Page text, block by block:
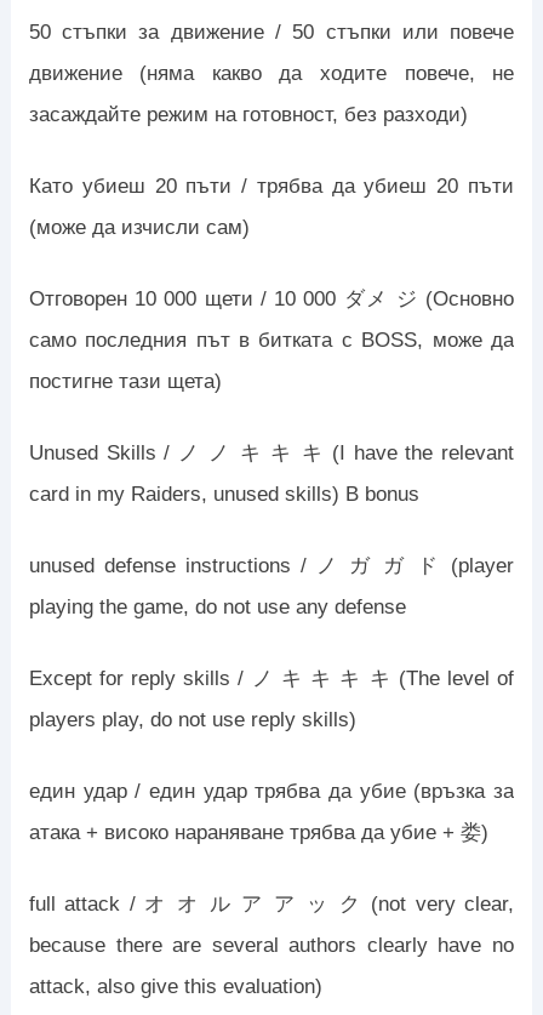
50 стъпки за движение / 50 стъпки или повече
движение (няма какво да ходите повече, не
засаждайте режим на готовност, без разходи)
Като убиеш 20 пъти / трябва да убиеш 20 пъти
(може да изчисли сам)
Отговорен 10 000 щети / 10 000 ダメ ジ (Основно
само последния път в битката с BOSS, може да
постигне тази щета)
Unused Skills / ノ ノ キ キ キ (I have the relevant
card in my Raiders, unused skills) B bonus
unused defense instructions / ノ ガ ガ ド (player
playing the game, do not use any defense
Except for reply skills / ノ キ キ キ キ (The level of
players play, do not use reply skills)
един удар / един удар трябва да убие (връзка за
атака + високо нараняване трябва да убие + 娄)
full attack / オ オ ル ア ア ッ ク (not very clear,
because there are several authors clearly have no
attack, also give this evaluation)